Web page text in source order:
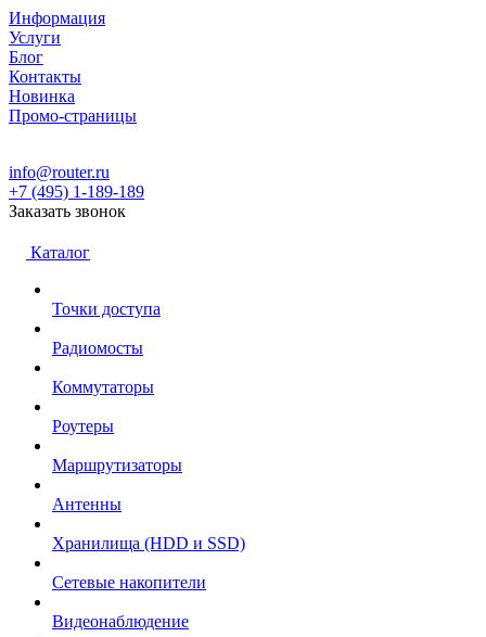
Информация
Услуги
Блог
Контакты
Новинка
Промо-страницы
info@router.ru
+7 (495) 1-189-189
Заказать звонок
Каталог
Точки доступа
Радиомосты
Коммутаторы
Роутеры
Маршрутизаторы
Антенны
Хранилища (HDD и SSD)
Сетевые накопители
Видеонаблюдение